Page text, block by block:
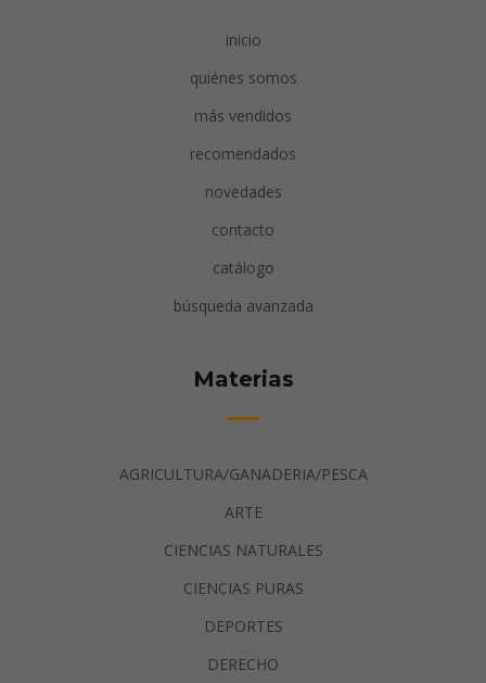
inicio
quiénes somos
más vendidos
recomendados
novedades
contacto
catálogo
búsqueda avanzada
Materias
AGRICULTURA/GANADERIA/PESCA
ARTE
CIENCIAS NATURALES
CIENCIAS PURAS
DEPORTES
DERECHO